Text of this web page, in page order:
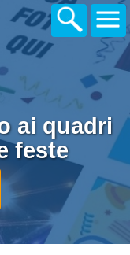
ai quadri
feste